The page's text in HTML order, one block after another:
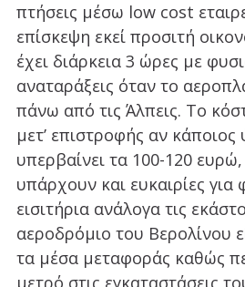
πτήσεις μέσω low cost
επίσκεψη εκεί προσιτή
έχει διάρκεια 3 ώρες με
αναταράξεις όταν το
πάνω από τις Άλπεις. Το
μετ’ επιστροφής αν κάποιος
υπερβαίνει τα 100-120
υπάρχουν και ευκαιρίες για
εισιτήρια ανάλογα τις
αεροδρόμιο του Βερολίνου
τα μέσα μεταφοράς καθώς
μετρό στις εγκαταστάσεις